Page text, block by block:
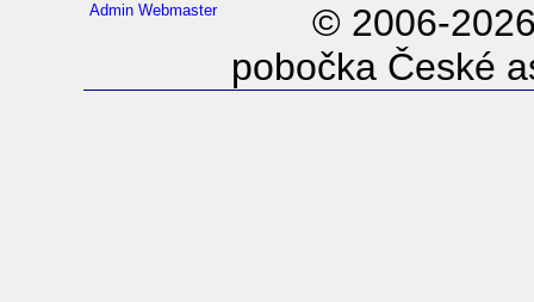
Admin Webmaster
© 2006-
pobočka České